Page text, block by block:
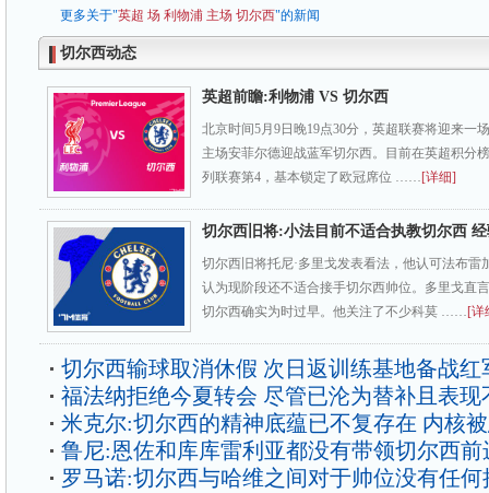
更多关于"英超 场 利物浦 主场 切尔西"的新闻
切尔西动态
英超前瞻:利物浦 VS 切尔西
北京时间5月9日晚19点30分，英超联赛将迎来一
主场安菲尔德迎战蓝军切尔西。目前在英超积分
列联赛第4，基本锁定了欧冠席位 ……[详细]
切尔西旧将:小法目前不适合执教切尔西
切尔西旧将托尼·多里戈发表看法，他认可法布雷
认为现阶段还不适合接手切尔西帅位。多里戈直
切尔西确实为时过早。他关注了不少科莫 ……[详
切尔西输球取消休假 次日返训练基地备战红
福法纳拒绝今夏转会 尽管已沦为替补且表现
米克尔:切尔西的精神底蕴已不复存在 内核
鲁尼:恩佐和库库雷利亚都没有带领切尔西前
罗马诺:切尔西与哈维之间对于帅位没有任何